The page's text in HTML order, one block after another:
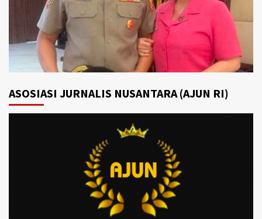
ASOSIASI JURNALIS NUSANTARA (AJUN RI)